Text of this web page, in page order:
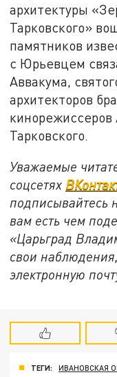
архитектуры
Тарковского»
памятников
с Юрьевцем
Аввакума,
архитекторов
Тарковского.
Уважаемые
соцсетях
подписывайтесь
вам есть чем
«Царьград
свои
электронную
ТЕГИ: ИВАНОВСКАЯ